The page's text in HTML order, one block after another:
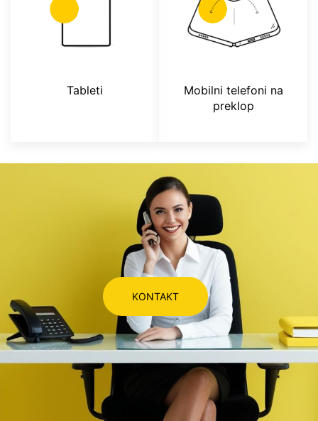
Tableti
Mobilni telefoni na
preklop
KONTAKT